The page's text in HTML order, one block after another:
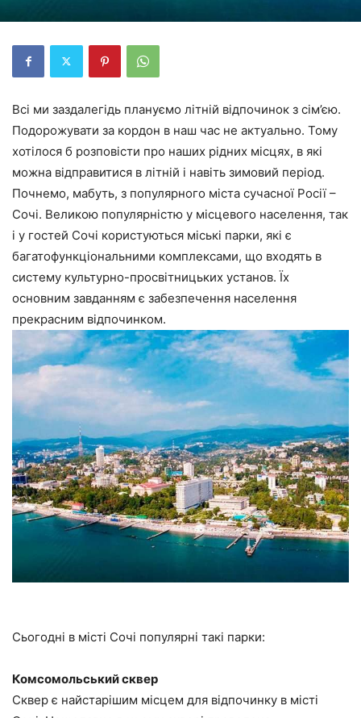
Всі ми заздалегідь плануємо літній відпочинок з сім’єю.
Подорожувати за кордон в наш час не актуально. Тому
хотілося б розповісти про наших рідних місцях, в які
можна відправитися в літній і навіть зимовий період.
Почнемо, мабуть, з популярного міста сучасної Росії –
Сочі. Великою популярністю у місцевого населення, так
і у гостей Сочі користуються міські парки, які є
багатофункціональними комплексами, що входять в
систему культурно-просвітницьких установ. Їх
основним завданням є забезпечення населення
прекрасним відпочинком.
Сьогодні в місті Сочі популярні такі парки:
Комсомольський сквер
Сквер є найстарішим місцем для відпочинку в місті